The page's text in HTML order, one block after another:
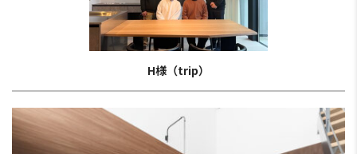
H様（trip）